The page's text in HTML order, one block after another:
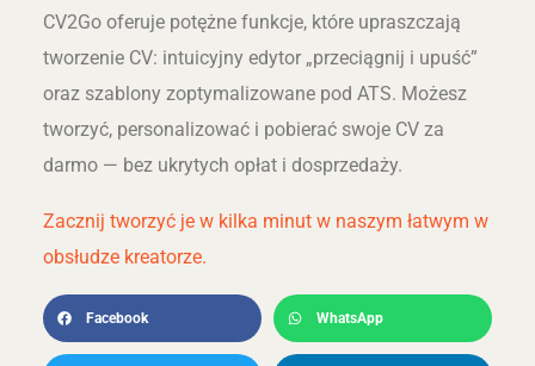
CV2Go oferuje potężne funkcje, które upraszczają
tworzenie CV: intuicyjny edytor „przeciągnij i upuść”
oraz szablony zoptymalizowane pod ATS. Możesz
tworzyć, personalizować i pobierać swoje CV za
darmo — bez ukrytych opłat i dosprzedaży.
Zacznij tworzyć je w kilka minut w naszym łatwym w
obsłudze kreatorze.
Facebook WhatsApp